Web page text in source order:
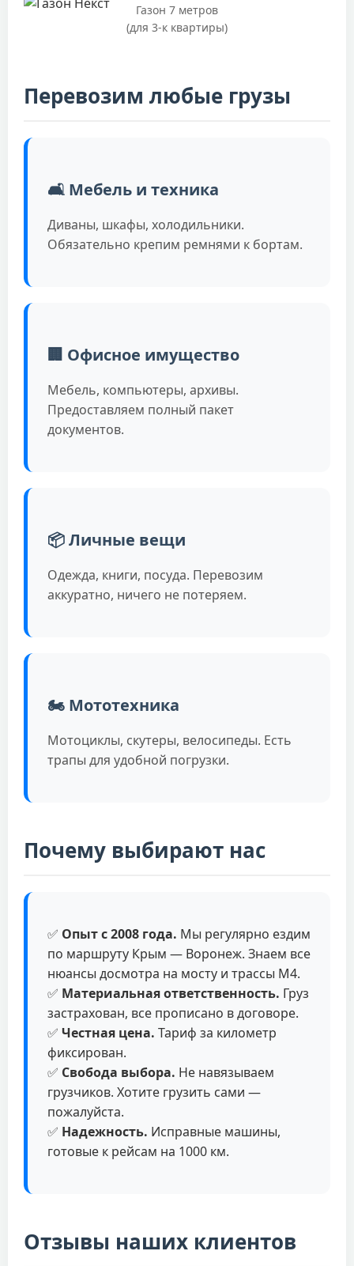
Газон 7 метров
(для 3-к квартиры)
Перевозим любые грузы
🛋️ Мебель и техника
Диваны, шкафы, холодильники.
Обязательно крепим ремнями к бортам.
🏢 Офисное имущество
Мебель, компьютеры, архивы.
Предоставляем полный пакет
документов.
📦 Личные вещи
Одежда, книги, посуда. Перевозим
аккуратно, ничего не потеряем.
🏍️ Мототехника
Мотоциклы, скутеры, велосипеды. Есть
трапы для удобной погрузки.
Почему выбирают нас
✅ Опыт с 2008 года. Мы регулярно ездим
по маршруту Крым — Воронеж. Знаем все
нюансы досмотра на мосту и трассы М4.
✅ Материальная ответственность. Груз
застрахован, все прописано в договоре.
✅ Честная цена. Тариф за километр
фиксирован.
✅ Свобода выбора. Не навязываем
грузчиков. Хотите грузить сами —
пожалуйста.
✅ Надежность. Исправные машины,
готовые к рейсам на 1000 км.
Отзывы наших клиентов